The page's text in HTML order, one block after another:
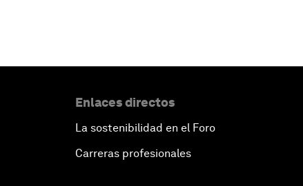
Enlaces directos
La sostenibilidad en el Foro
Carreras profesionales